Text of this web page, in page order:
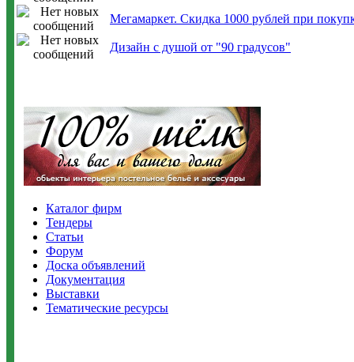
Мегамаркет. Скидка 1000 рублей при
Дизайн с душой от "90 градусов"
Каталог фирм
Тендеры
Статьи
Форум
Доска объявлений
Документация
Выставки
Тематические ресурсы